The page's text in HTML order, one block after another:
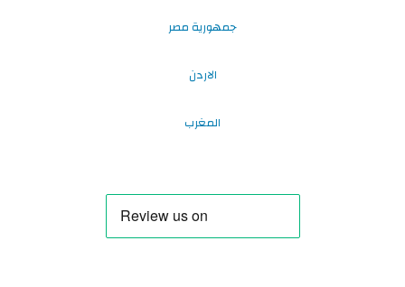
جمهورية مصر
الاردن
المغرب